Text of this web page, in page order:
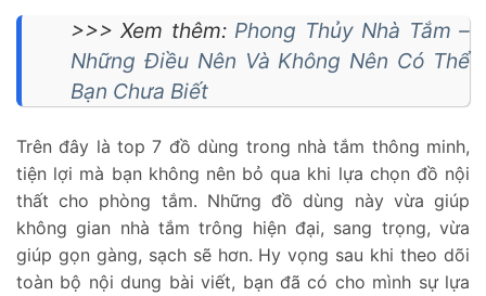
>>> Xem thêm: Phong Thủy Nhà Tắm –
Những Điều Nên Và Không Nên Có Thể
Bạn Chưa Biết
Trên đây là top 7 đồ dùng trong nhà tắm thông minh,
tiện lợi mà bạn không nên bỏ qua khi lựa chọn đồ nội
thất cho phòng tắm. Những đồ dùng này vừa giúp
không gian nhà tắm trông hiện đại, sang trọng, vừa
giúp gọn gàng, sạch sẽ hơn. Hy vọng sau khi theo dõi
toàn bộ nội dung bài viết, bạn đã có cho mình sự lựa